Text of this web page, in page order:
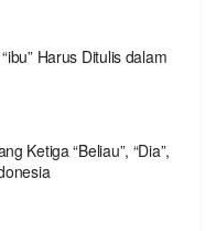
Harus Ditulis dalam
Ketiga “Beliau”, “Dia”,